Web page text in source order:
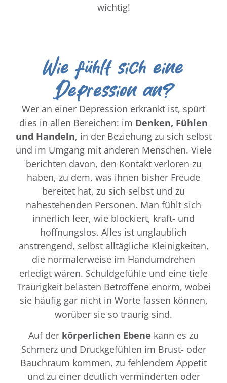
wichtig!
Wie fühlt sich eine
Depression an?
Wer an einer Depression erkrankt ist, spürt
dies in allen Bereichen: im Denken, Fühlen
und Handeln, in der Beziehung zu sich selbst
und im Umgang mit anderen Menschen. Viele
berichten davon, den Kontakt verloren zu
haben, zu dem, was ihnen bisher Freude
bereitet hat, zu sich selbst und zu
nahestehenden Personen. Man fühlt sich
innerlich leer, wie blockiert, kraft- und
hoffnungslos. Alles ist unglaublich
anstrengend, selbst alltägliche Kleinigkeiten,
die normalerweise im Handumdrehen
erledigt wären. Schuldgefühle und eine tiefe
Traurigkeit belasten Betroffene enorm, wobei
sie häufig gar nicht in Worte fassen können,
worüber sie so traurig sind.
Auf der körperlichen Ebene kann es zu
Schmerz und Druckgefühlen im Brust- oder
Bauchraum kommen, zu fehlendem Appetit
und zu einer deutlich verminderten oder